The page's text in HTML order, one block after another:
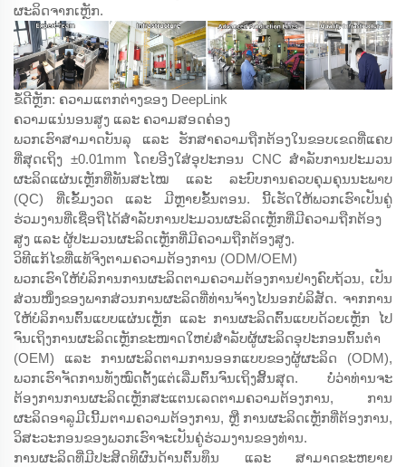
ຜະລິດຈາກເຫຼັກ.
ຂໍ້ດີຫຼັກ: ຄວາມແຕກຕ່າງຂອງ DeepLink
ຄວາມແນ່ນອນສູງ ແລະ ຄວາມສອດຄ່ອງ
ພວກເຮົາສາມາດບັນລຸ ແລະ ຮັກສາຄວາມຖືກຕ້ອງໃນຂອບເຂດທີ່ແຄບ
ທີ່ສຸດເຖິງ ±0.01mm ໂດຍອີງໃສ່ອຸປະກອນ CNC ສຳລັບການປະມວນ
ຜະລິດແຜ່ນເຫຼັກທີ່ທັນສະໄໝ ແລະ ລະບົບການຄວບຄຸມຄຸນນະພາບ
(QC) ທີ່ເຂັ້ມງວດ ແລະ ມີຫຼາຍຂັ້ນຕອນ. ນີ້ເຮັດໃຫ້ພວກເຮົາເປັນຄູ່
ຮ່ວມງານທີ່ເຊື່ອຖືໄດ້ສຳລັບການປະມວນຜະລິດເຫຼັກທີ່ມີຄວາມຖືກຕ້ອງ
ສູງ ແລະ ຜູ້ປະມວນຜະລິດເຫຼັກທີ່ມີຄວາມຖືກຕ້ອງສູງ.
ວິທີແກ້ໄຂທີ່ແທ້ຈິງຕາມຄວາມຕ້ອງການ (ODM/OEM)
ພວກເຮົາໃຫ້ບໍລິການການຜະລິດຕາມຄວາມຕ້ອງການຢ່າງຄົບຖ້ວນ, ເປັນ
ສ່ວນໜຶ່ງຂອງພາກສ່ວນການຜະລິດທີ່ທ່ານຈ້າງໄປນອກບໍລິສັດ. ຈາກການ
ໃຫ້ບໍລິການຕົ້ນແບບແຜ່ນເຫຼັກ ແລະ ການຜະລິດຕົ້ນແບບດ້ວຍເຫຼັກ ໄປ
ຈົນເຖິງການຜະລິດເຫຼັກຂະໜາດໃຫຍ່ສຳລັບຜູ້ຜະລິດອຸປະກອນຕົ້ນຕຳ
(OEM) ແລະ ການຜະລິດຕາມການອອກແບບຂອງຜູ້ຜະລິດ (ODM),
ພວກເຮົາຈັດການທັງໝົດຕັ້ງແຕ່ເລີ່ມຕົ້ນຈົນເຖິງສິ້ນສຸດ. ບໍ່ວ່າທ່ານຈະ
ຕ້ອງການການຜະລິດເຫຼັກສະແຕນເລດຕາມຄວາມຕ້ອງການ, ການ
ຜະລິດອາລູມີເນີ້ມຕາມຄວາມຕ້ອງການ, ຫຼື ການຜະລິດເຫຼັກທີ່ຕ້ອງການ,
ວິສະວະກອນຂອງພວກເຮົາຈະເປັນຄູ່ຮ່ວມງານຂອງທ່ານ.
ການຜະລິດທີ່ມີປະສິດທິຜົນດ້ານຕົ້ນທຶນ ແລະ ສາມາດຂະຫຍາຍ